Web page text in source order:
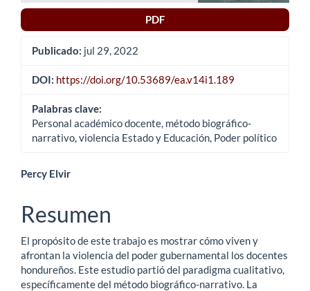
PDF
Publicado: jul 29, 2022
DOI: https://doi.org/10.53689/ea.v14i1.189
Palabras clave:
Personal académico docente, método biográfico-
narrativo, violencia Estado y Educación, Poder político
Contenido
principal
del
artículo
Percy Elvir
Resumen
El propósito de este trabajo es mostrar cómo viven y
afrontan la violencia del poder gubernamental los docentes
hondureños. Este estudio partió del paradigma cualitativo,
específicamente del método biográfico-narrativo. La